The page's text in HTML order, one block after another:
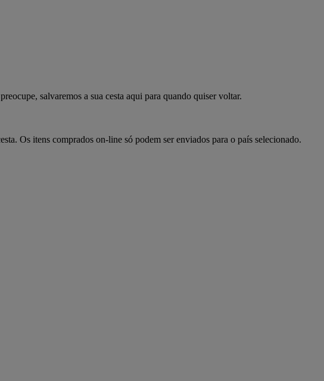
salvaremos a sua cesta aqui para quando quiser voltar.
Os itens comprados on-line só podem ser enviados para o país selecionado.